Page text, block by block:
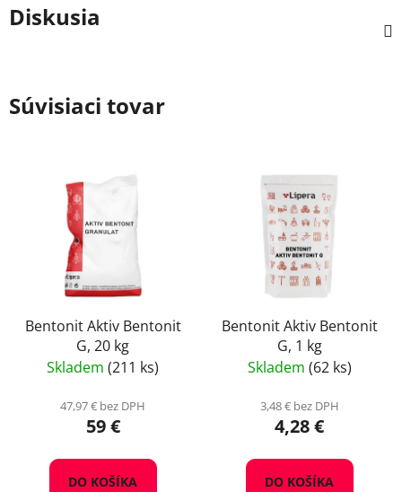
Diskusia
Súvisiaci tovar
Bentonit Aktiv Bentonit
G, 20 kg
Skladem (211 ks)
47,97 € bez DPH
59 €
DO KOŠÍKA
Bentonit Aktiv Bentonit
G, 1 kg
Skladem (62 ks)
3,48 € bez DPH
4,28 €
DO KOŠÍKA